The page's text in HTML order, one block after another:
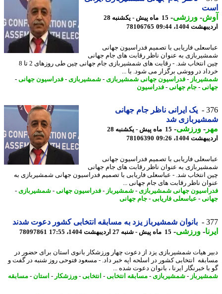
-ورزشی-
15 ماه پیش - یکشنبه 28
1404، 09:44
78106765
فاریابی با تصمیم فدراسیون جهانی
به عنوان ناظر رقابت های جام جهانی
چین انتخاب شد. - رقابت های شمشیربازی جام جهانی چین طی روزهای 2 تا 8
در ووشی برگزار می شود. با ...
- فدراسیون جهانی شمشیربازی - شمشیربازی - فدراسیون جهانی-
-جام جهانی-فدراسیون
یک ایرانی ناظر جام جهانی
شد
-ورزشی-
15 ماه پیش - یکشنبه 28
1404، 09:26
78106390
فاریابی با تصمیم فدراسیون جهانی
به عنوان ناظر رقابت های جام جهانی
انتخاب شد. - عباسعلی فاریابی با تصمیم فدراسیون جهانی شمشیربازی به
ناظر رقابت های جام جهانی ...
جهانی شمشیربازی - شمشیرباز- فدراسیون جهانی-شمشیربازی -
-عباسعلی فاریابی -جام جهانی
بانوان شمشیرباز یزد به مسابقه انتخابی کشور دعوت شدند
-ورزشی-15 ماه پیش - شنبه 27 اردیبهشت 1404، 17:55 78097861
هیات شمشیربازی یزد از دعوت چهار ورزشکار بانوی استان برای حضور در
انتخابی کشور در اسلحه اپه خبر داد. - مسعود فتوحی روز شنبه در گفت و
خبرنگار ایرنا ، بانوان دعوت شده ...
- شمشیربازی - مسابقه انتخابی-انتخابی-ورزشکار-استان-مسابقه